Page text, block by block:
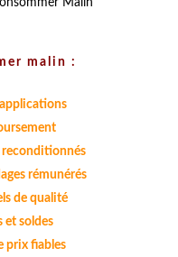
malin :
reconditionnés
rémunérés
de qualité
et soldes
prix fiables